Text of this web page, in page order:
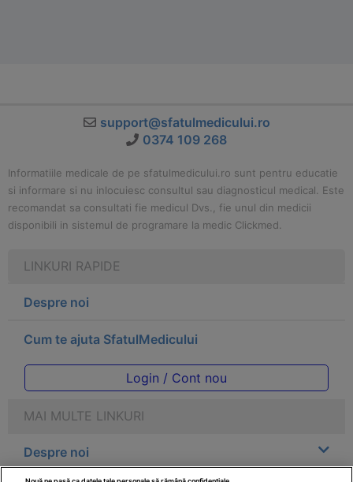
support@sfatulmedicului.ro
0374 109 268
Informatiile medicale de pe sfatulmedicului.ro sunt pentru educatie
si informare si nu inlocuiesc consultul sau diagnosticul medical. Este
recomandat sa consultati fie medicul Dvs., fie unul din medicii
disponibili in sistemul de programare la medic Clickmed.
LINKURI RAPIDE
Despre noi
Cum te ajuta SfatulMedicului
Login / Cont nou
MAI MULTE LINKURI
Despre noi